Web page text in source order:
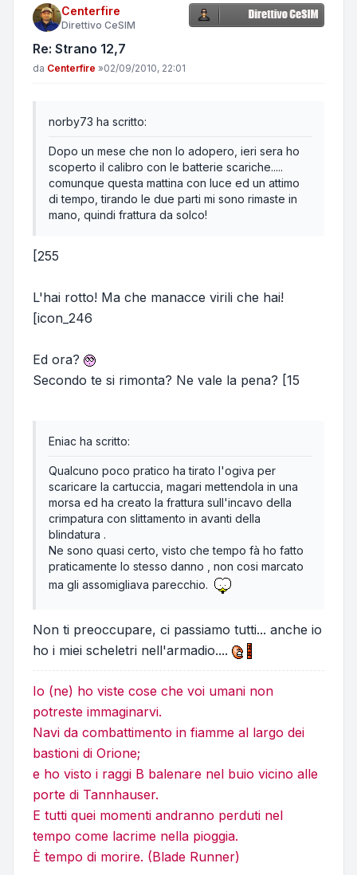
Centerfire
Direttivo CeSIM
Re: Strano 12,7
Messaggio
da Centerfire »02/09/2010, 22:01
norby73 ha scritto:
Dopo un mese che non lo adopero, ieri sera ho
scoperto il calibro con le batterie scariche.....
comunque questa mattina con luce ed un attimo
di tempo, tirando le due parti mi sono rimaste in
mano, quindi frattura da solco!
[255
L'hai rotto! Ma che manacce virili che hai!
[icon_246
Ed ora?
Secondo te si rimonta? Ne vale la pena? [15
Eniac ha scritto:
Qualcuno poco pratico ha tirato l'ogiva per
scaricare la cartuccia, magari mettendola in una
morsa ed ha creato la frattura sull'incavo della
crimpatura con slittamento in avanti della
blindatura .
Ne sono quasi certo, visto che tempo fà ho fatto
praticamente lo stesso danno , non cosi marcato
ma gli assomigliava parecchio.
Non ti preoccupare, ci passiamo tutti... anche io
ho i miei scheletri nell'armadio....
Io (ne) ho viste cose che voi umani non
potreste immaginarvi.
Navi da combattimento in fiamme al largo dei
bastioni di Orione;
e ho visto i raggi B balenare nel buio vicino alle
porte di Tannhauser.
E tutti quei momenti andranno perduti nel
tempo come lacrime nella pioggia.
È tempo di morire. (Blade Runner)